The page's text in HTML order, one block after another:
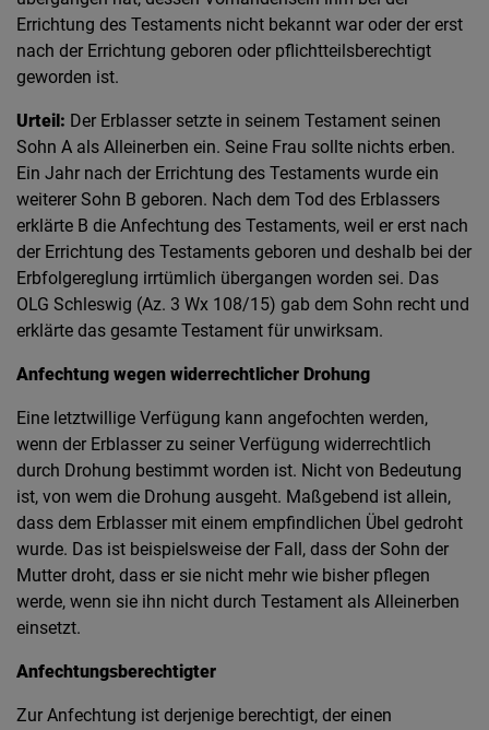
Errichtung des Testaments nicht bekannt war oder der erst
nach der Errichtung geboren oder pflichtteilsberechtigt
geworden ist.
Urteil: Der Erblasser setzte in seinem Testament seinen
Sohn A als Alleinerben ein. Seine Frau sollte nichts erben.
Ein Jahr nach der Errichtung des Testaments wurde ein
weiterer Sohn B geboren. Nach dem Tod des Erblassers
erklärte B die Anfechtung des Testaments, weil er erst nach
der Errichtung des Testaments geboren und deshalb bei der
Erbfolgereglung irrtümlich übergangen worden sei. Das
OLG Schleswig (Az. 3 Wx 108/15) gab dem Sohn recht und
erklärte das gesamte Testament für unwirksam.
Anfechtung wegen widerrechtlicher Drohung
Eine letztwillige Verfügung kann angefochten werden,
wenn der Erblasser zu seiner Verfügung widerrechtlich
durch Drohung bestimmt worden ist. Nicht von Bedeutung
ist, von wem die Drohung ausgeht. Maßgebend ist allein,
dass dem Erblasser mit einem empfindlichen Übel gedroht
wurde. Das ist beispielsweise der Fall, dass der Sohn der
Mutter droht, dass er sie nicht mehr wie bisher pflegen
werde, wenn sie ihn nicht durch Testament als Alleinerben
einsetzt.
Anfechtungsberechtigter
Zur Anfechtung ist derjenige berechtigt, der einen